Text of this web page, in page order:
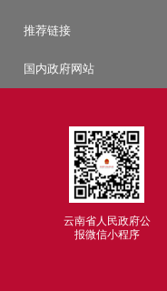
推荐链接
国内政府网站
云南省人民政府公
报微信小程序